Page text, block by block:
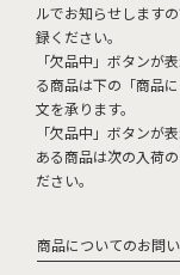
ルでお知らせします
録ください。
「欠品中」ボタンが
る商品は下の「商品
文を承ります。
「欠品中」ボタンが
ある商品は次の入荷
ださい。
商品についてのお問